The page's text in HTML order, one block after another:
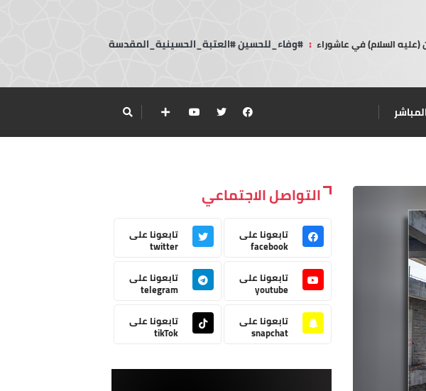
(عليه السلام) في عاشوراء : #وفاء_للحسين #العتبة_الحسينية_المقدسة
التواصل الاجتماعي
تابعونا على
facebook
تابعونا على
twitter
تابعونا على
youtube
تابعونا على
telegram
تابعونا على
snapchat
تابعونا على
tikTok